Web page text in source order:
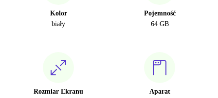
Kolor
biały
Pojemność
64 GB
Rozmiar Ekranu
Aparat